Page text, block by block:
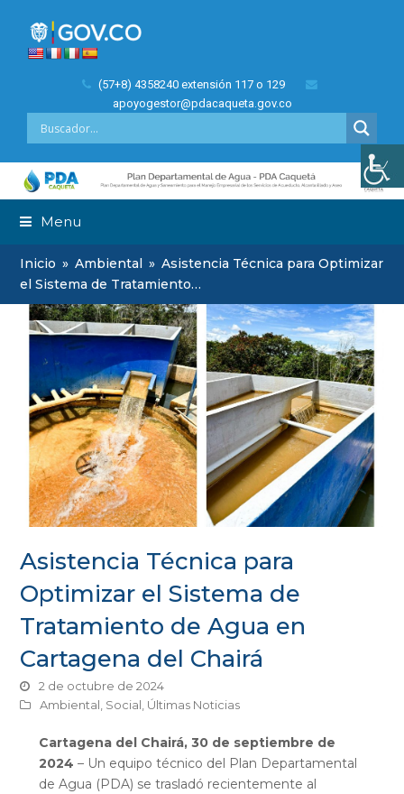
(57+8) 4358240 extensión 117 o 129
apoyogestor@pdacaqueta.gov.co
Menu
Inicio » Ambiental » Asistencia Técnica para Optimizar
el Sistema de Tratamiento…
Asistencia Técnica para
Optimizar el Sistema de
Tratamiento de Agua en
Cartagena del Chairá
2 de octubre de 2024
Ambiental, Social, Últimas Noticias
Cartagena del Chairá, 30 de septiembre de
2024 – Un equipo técnico del Plan Departamental
de Agua (PDA) se trasladó recientemente al